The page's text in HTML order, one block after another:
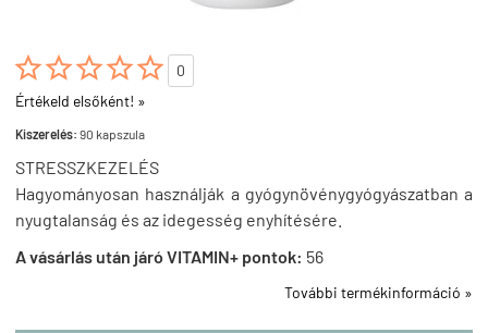

0
Értékeld elsőként! »
Kiszerelés: 90 kapszula
STRESSZKEZELÉS
Hagyományosan használják a gyógynövénygyógyászatban a
nyugtalanság és az idegesség enyhítésére.
A vásárlás után járó VITAMIN+ pontok: 56
További termékinformáció »